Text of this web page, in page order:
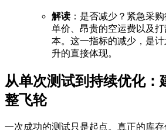
解读 ：是否减少？紧急采
单价、昂贵的空运费以及
本。这一指标的减少，是
升的直接体现。
从单次测试到持续优化：
整飞轮
一次成功的测试只是起点。真正的库